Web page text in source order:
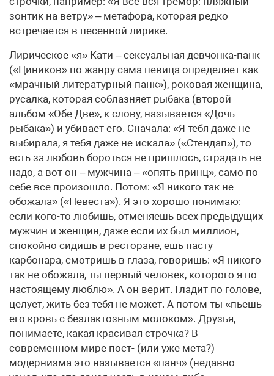
зонтик на ветру» – метафора, которая редко
встречается в песенной лирике.
Лирическое «я» Кати – сексуальная девчонка-панк
(«Циников» по жанру сама певица определяет как
«мрачный литературный панк»), роковая женщина,
русалка, которая соблазняет рыбака (второй
альбом «Обе Две», к слову, называется «Дочь
рыбака») и убивает его. Сначала: «Я тебя даже не
выбирала, я тебя даже не искала» («Стендап»), то
есть за любовь бороться не пришлось, страдать не
надо, а вот он – мужчина – «опять принц», само по
себе все произошло. Потом: «Я никого так не
обожала» («Невеста»). Я это хорошо понимаю:
если кого-то любишь, отменяешь всех предыдущих
мужчин и женщин, даже если их был миллион,
спокойно сидишь в ресторане, ешь пасту
карбонара, смотришь в глаза, говоришь: «Я никого
так не обожала, ты первый человек, которого я по-
настоящему люблю». А он верит. Гладит по голове,
целует, жить без тебя не может. А потом ты «пьешь
его кровь с безлактозным молоком». Друзья,
понимаете, какая красивая строчка? В
современном мире пост- (или уже мета?)
модернизма это называется «панч» (недавно